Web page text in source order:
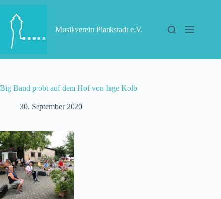
Zum
Inhalt
springen
Musikverein Plankstadt e.V.
Big Band probt auf dem Hof von Inge Kolb
30. September 2020